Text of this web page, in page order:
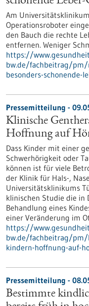
Am
Operationsroboter
den Bauch die rechte
entfernen. Weniger
https://
bw.de/fachbeitrag/pm/
besonders-schonende-
Pressemitteilung -
Klinische
Hoffnung auf
Dass Kinder mit einer
Schwerhörigkeit oder
können ist für viele
der Klinik für Hals-,
Universitätsklinikums
klinischen Studie die in
Behandlung eines
einer Veränderung im
https://
bw.de/fachbeitrag/pm/
kindern-hoffnung-auf-
Pressemitteilung -
Bestimmte